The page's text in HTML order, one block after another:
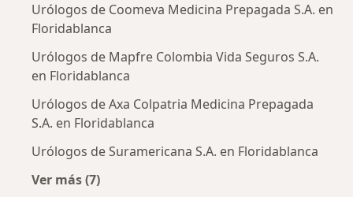
Urólogos de Coomeva Medicina Prepagada S.A. en
Floridablanca
Urólogos de Mapfre Colombia Vida Seguros S.A.
en Floridablanca
Urólogos de Axa Colpatria Medicina Prepagada
S.A. en Floridablanca
Urólogos de Suramericana S.A. en Floridablanca
Ver más (7)